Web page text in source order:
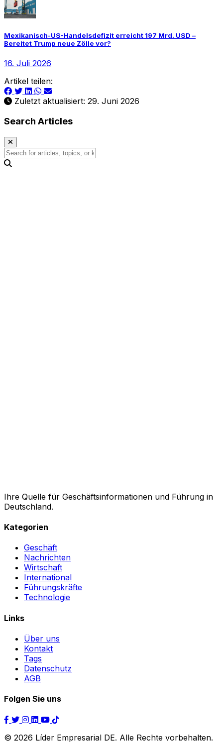
Mexikanisch-US-Handelsdefizit erreicht 197 Mrd. USD –
Bereitet Trump neue Zölle vor?
16. Juli 2026
Artikel teilen:
Zuletzt aktualisiert: 29. Juni 2026
Search Articles
Ihre Quelle für Geschäftsinformationen und Führung in
Deutschland.
Kategorien
Geschäft
Nachrichten
Wirtschaft
International
Führungskräfte
Technologie
Links
Über uns
Kontakt
Tags
Datenschutz
AGB
Folgen Sie uns
© 2026 Líder Empresarial DE. Alle Rechte vorbehalten.